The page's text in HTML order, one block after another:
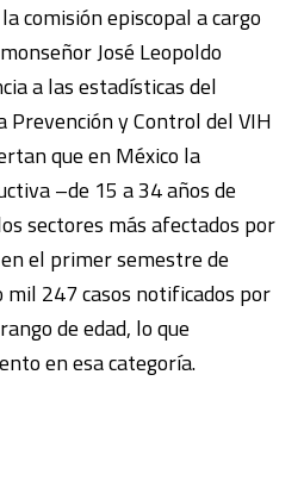
comisión episcopal a cargo
José Leopoldo
a las estadísticas del
Prevención y Control del VIH
que en México la
–de 15 a 34 años de
sectores más afectados por
el primer semestre de
247 casos notificados por
de edad, lo que
en esa categoría.